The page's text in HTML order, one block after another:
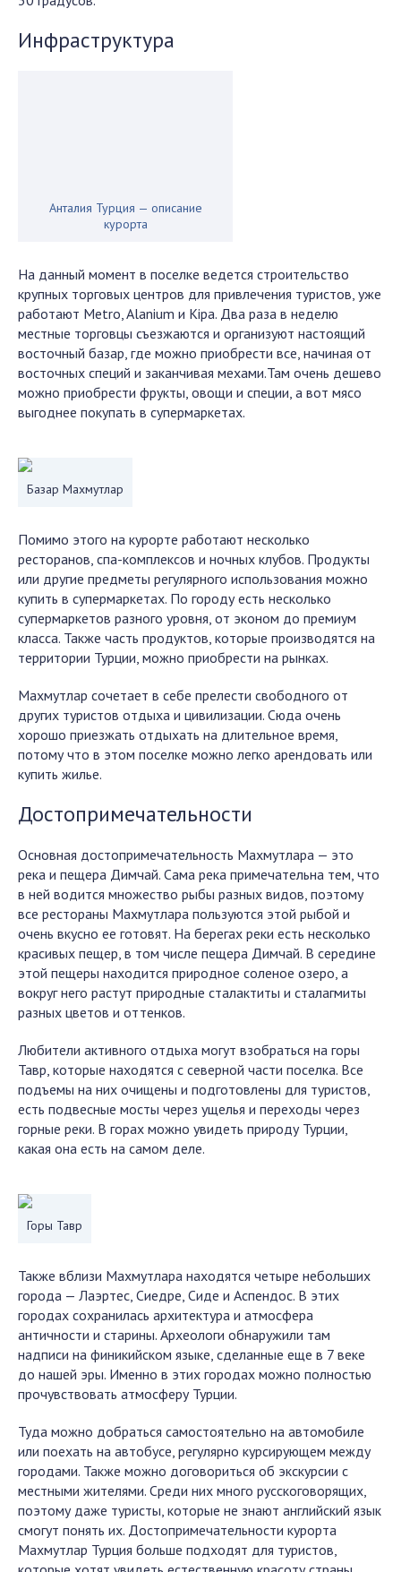
Инфраструктура
Анталия Турция — описание
курорта
На данный момент в поселке ведется строительство
крупных торговых центров для привлечения туристов, уже
работают Metro, Alanium и Kipa. Два раза в неделю
местные торговцы съезжаются и организуют настоящий
восточный базар, где можно приобрести все, начиная от
восточных специй и заканчивая мехами.Там очень дешево
можно приобрести фрукты, овощи и специи, а вот мясо
выгоднее покупать в супермаркетах.
Базар Махмутлар
Помимо этого на курорте работают несколько
ресторанов, спа-комплексов и ночных клубов. Продукты
или другие предметы регулярного использования можно
купить в супермаркетах. По городу есть несколько
супермаркетов разного уровня, от эконом до премиум
класса. Также часть продуктов, которые производятся на
территории Турции, можно приобрести на рынках.
Махмутлар сочетает в себе прелести свободного от
других туристов отдыха и цивилизации. Сюда очень
хорошо приезжать отдыхать на длительное время,
потому что в этом поселке можно легко арендовать или
купить жилье.
Достопримечательности
Основная достопримечательность Махмутлара — это
река и пещера Димчай. Сама река примечательна тем, что
в ней водится множество рыбы разных видов, поэтому
все рестораны Махмутлара пользуются этой рыбой и
очень вкусно ее готовят. На берегах реки есть несколько
красивых пещер, в том числе пещера Димчай. В середине
этой пещеры находится природное соленое озеро, а
вокруг него растут природные сталактиты и сталагмиты
разных цветов и оттенков.
Любители активного отдыха могут взобраться на горы
Тавр, которые находятся с северной части поселка. Все
подъемы на них очищены и подготовлены для туристов,
есть подвесные мосты через ущелья и переходы через
горные реки. В горах можно увидеть природу Турции,
какая она есть на самом деле.
Горы Тавр
Также вблизи Махмутлара находятся четыре небольших
города — Лаэртес, Сиедре, Сиде и Аспендос. В этих
городах сохранилась архитектура и атмосфера
античности и старины. Археологи обнаружили там
надписи на финикийском языке, сделанные еще в 7 веке
до нашей эры. Именно в этих городах можно полностью
прочувствовать атмосферу Турции.
Туда можно добраться самостоятельно на автомобиле
или поехать на автобусе, регулярно курсирующем между
городами. Также можно договориться об экскурсии с
местными жителями. Среди них много русскоговорящих,
поэтому даже туристы, которые не знают английский язык
смогут понять их. Достопримечательности курорта
Махмутлар Турция больше подходят для туристов,